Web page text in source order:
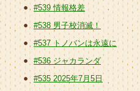
#539 情報格差
#538 男子校消滅！
#537 トノバンは永遠に
#536 ジャカランダ
#535 2025年7月5日